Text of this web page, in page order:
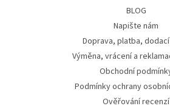
BLOG
Napište nám
Doprava, platba,
Výměna, vrácení a
Obchodní
Podmínky ochrany
Ověřování recenzí